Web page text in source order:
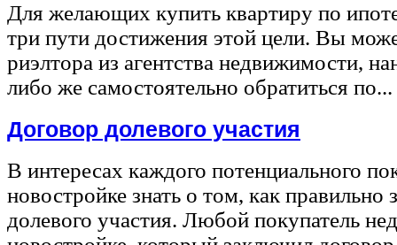
Для желающих купить квартиру по
три пути достижения этой цели. Вы
риэлтора из агентства недвижимости,
либо же самостоятельно обратиться по...
Договор долевого участия
В интересах каждого потенциального
новостройке знать о том, как правильно
долевого участия. Любой покупатель